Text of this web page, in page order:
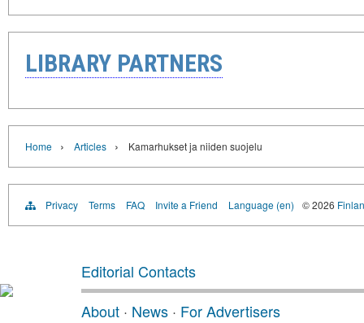
LIBRARY PARTNERS
Home › Articles › Kamarhukset ja niiden suojelu
Privacy Terms FAQ Invite a Friend Language (en) © 2026
Editorial Contacts
About · News · For Advertisers